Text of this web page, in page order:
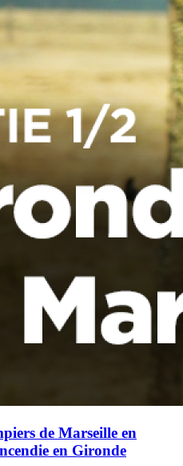
de Marseille en
en Gironde